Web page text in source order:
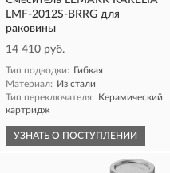
LMF-2012S-BRRG для
раковины
14 410 руб.
Тип подводки: Гибкая
Материал: Из стали
Тип переключателя: Керамический
картридж
УЗНАТЬ О ПОСТУПЛЕНИИ